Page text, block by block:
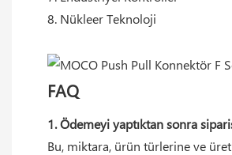
8. Nükleer Teknoloji
FAQ
1. Ödemeyi yaptıktan sonra
Bu, miktara, ürün türlerine ve